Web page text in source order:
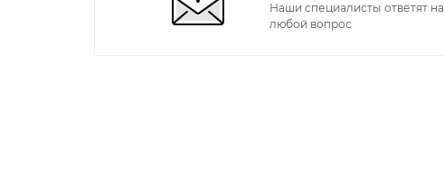
Наши специалисты ответят на
любой вопрос